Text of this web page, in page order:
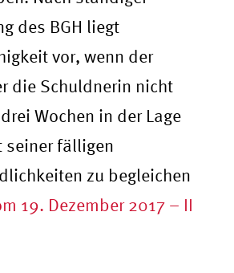
des BGH liegt
vor, wenn der
die Schuldnerin nicht
Wochen in der Lage
seiner fälligen
zu begleichen
19. Dezember 2017 – II